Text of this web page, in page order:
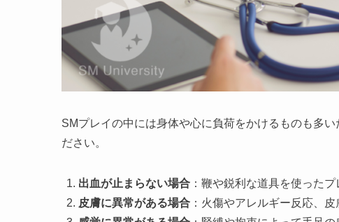
SMプレイの中には身体や心に負荷をかけるものも多
ださい。
出血が止まらない場合 ：鞭や鋭利な道具を使ったプ
皮膚に異常がある場合 ：火傷やアレルギー反応、皮